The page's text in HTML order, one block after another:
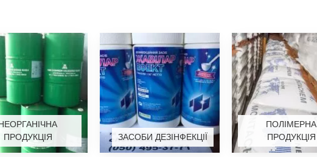
ПРОДУКЦІЯ
ЗАСОБИ ДЕЗІНФЕКЦІЇ
ПОЛІМЕРНА
ПРОДУКЦІЯ